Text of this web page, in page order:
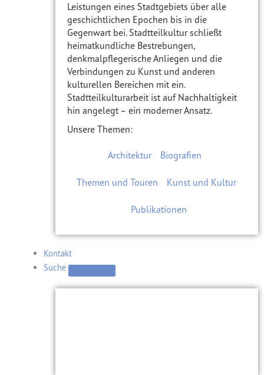
Leistungen eines Stadtgebiets über alle
geschichtlichen Epochen bis in die
Gegenwart bei. Stadtteilkultur schließt
heimatkundliche Bestrebungen,
denkmalpflegerische Anliegen und die
Verbindungen zu Kunst und anderen
kulturellen Bereichen mit ein.
Stadtteilkulturarbeit ist auf Nachhaltigkeit
hin angelegt – ein moderner Ansatz.
Unsere Themen:
Architektur Biografien
Themen und Touren Kunst und Kultur
Publikationen
Kontakt
Suche